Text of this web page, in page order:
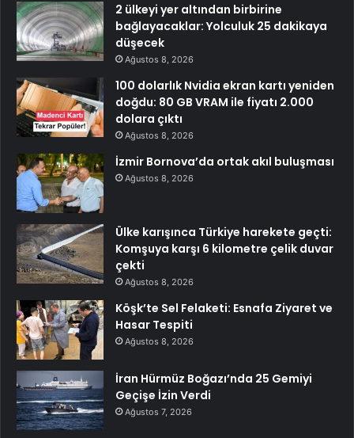
2 ülkeyi yer altından birbirine
bağlayacaklar: Yolculuk 25 dakikaya
düşecek
Ağustos 8, 2026
100 dolarlık Nvidia ekran kartı yeniden
doğdu: 80 GB VRAM ile fiyatı 2.000
dolara çıktı
Ağustos 8, 2026
İzmir Bornova’da ortak akıl buluşması
Ağustos 8, 2026
Ülke karışınca Türkiye harekete geçti:
Komşuya karşı 6 kilometre çelik duvar
çekti
Ağustos 8, 2026
Köşk’te Sel Felaketi: Esnafa Ziyaret ve
Hasar Tespiti
Ağustos 8, 2026
İran Hürmüz Boğazı’nda 25 Gemiyi
Geçişe İzin Verdi
Ağustos 7, 2026